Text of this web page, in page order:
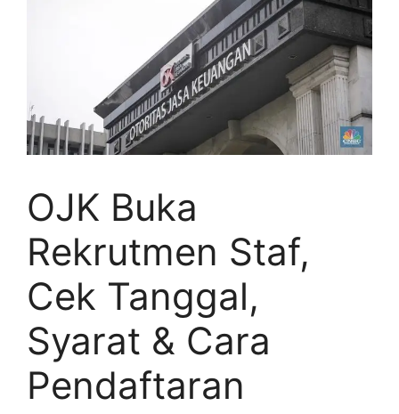
OJK Buka
Rekrutmen Staf,
Cek Tanggal,
Syarat & Cara
Pendaftaran